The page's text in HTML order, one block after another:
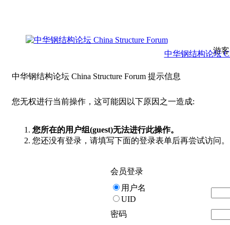
游
中华钢结构论坛
中华钢结构论坛 China Structure Forum 提示信息
您无权进行当前操作，这可能因以下原因之一造成:
您所在的用户组(guest)无法进行此操作。
您还没有登录，请填写下面的登录表单后再尝试访问。
会员登录
用户名
UID
密码